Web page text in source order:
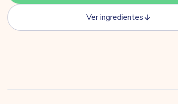
Ver ingredientes